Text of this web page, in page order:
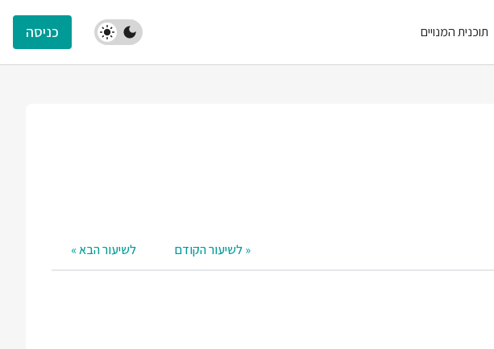
תוכנית המנויים כניסה
« לשיעור הקודם
לשיעור הבא »